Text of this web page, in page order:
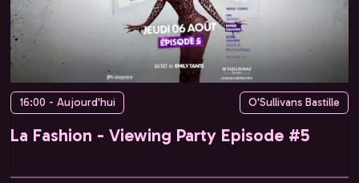
16:00 - Aujourd'hui O'Sullivans Bastille
La Fashion - Viewing Party Episode #5